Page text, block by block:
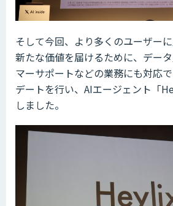
そして今回、より多くのユーザー
新たな価値を届けるために、デー
マーサポートなどの業務にも対応
デートを行い、AIエージェント「
しました。